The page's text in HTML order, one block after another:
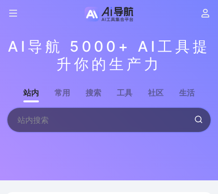
AI导航 5000+ AI工具提
升你的生产力
站内 常用 搜索 工具 社区 生活